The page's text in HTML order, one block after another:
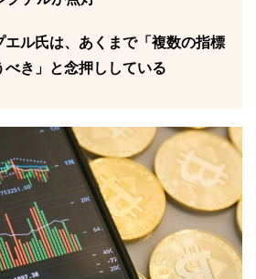
エル氏は、あくまで「複数の指標
べき」と念押ししている